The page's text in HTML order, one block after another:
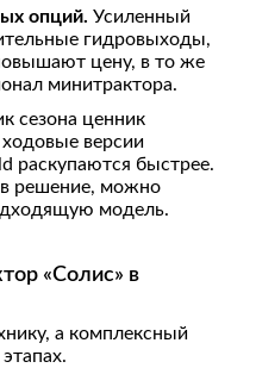
опций. Усиленный
гидровыходы,
цену, в то же
минитрактора.
сезона ценник
ходовые версии
раскупаются быстрее.
решение, можно
модель.
«Солис» в
а комплексный